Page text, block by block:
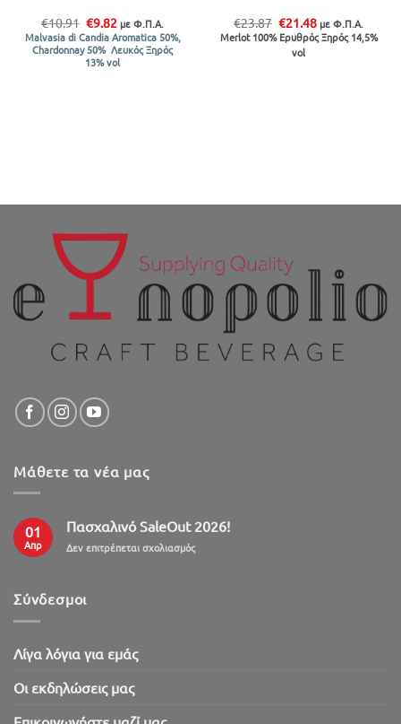
€10.91 Original
price
was:
€10.91.
€9.82 Η
τρέχουσα
τιμή
είναι:
€9.82.
με Φ.Π.Α.
Malvasia di Candia Aromatica 50%,
Chardonnay 50% Λευκός Ξηρός
13% vol
€23.87 Original
price
was:
€23.87.
€21.48Η
τρέχουσα
τιμή
με Φ.Π.Α.
Merlot 100% Ερυθρός Ξηρός 14,5%
vol
Μάθετε τα νέα μας
01
Απρ
Πασχαλινό SaleOut 2026!
Δεν επιτρέπεται σχολιασμόςστο
Σύνδεσμοι
Λίγα λόγια για εμάς
Oι εκδηλώσεις μας